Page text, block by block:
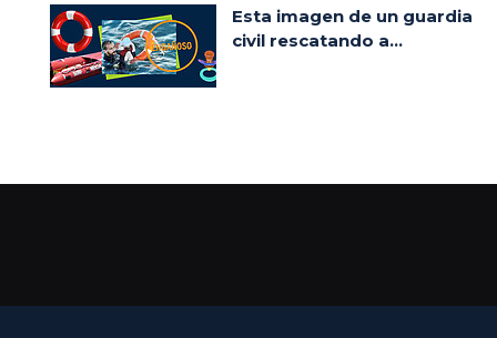
Esta imagen de un guardia
civil rescatando a...